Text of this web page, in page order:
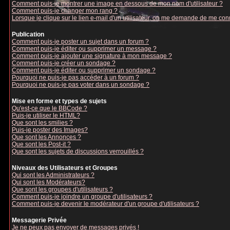
Comment puis-je montrer une image en dessous de mon nom d'utilisateur ?
Comment puis-je changer mon rang ?
Lorsque je clique sur le lien e-mail d'un utilisateur, on me demande de me
Publication
Comment puis-je poster un sujet dans un forum ?
Comment puis-je éditer ou supprimer un message ?
Comment puis-je ajouter une signature à mon message ?
Comment puis-je créer un sondage ?
Comment puis-je éditer ou supprimer un sondage ?
Pourquoi ne puis-je pas accéder à un forum ?
Pourquoi ne puis-je pas voter dans un sondage ?
Mise en forme et types de sujets
Qu'est-ce que le BBCode ?
Puis-je utiliser le HTML?
Que sont les smilies ?
Puis-je poster des Images?
Que sont les Annonces ?
Que sont les Post-it ?
Que sont les sujets de discussions verrouillés ?
Niveaux des Utilisateurs et Groupes
Qui sont les Administrateurs ?
Qui sont les Modérateurs?
Que sont les groupes d'utilisateurs ?
Comment puis-je joindre un groupe d'utilisateurs ?
Comment puis-je devenir le modérateur d'un groupe d'utilisateurs ?
Messagerie Privée
Je ne peux pas envoyer de messages privés !